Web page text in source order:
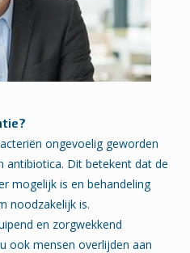
ongevoelig geworden
Dit betekent dat de
mogelijk is en behandeling
noodzakelijk is.
en zorgwekkend
ook mensen overlijden aan